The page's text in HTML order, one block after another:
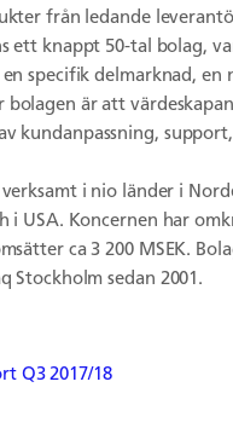
från ledande
ett knappt 50-tal bolag,
specifik delmarknad, en
bolagen är att
kundanpassning,
i nio länder i
i USA. Koncernen har
ca 3 200 MSEK.
Stockholm sedan 2001.
Q3 2017/18